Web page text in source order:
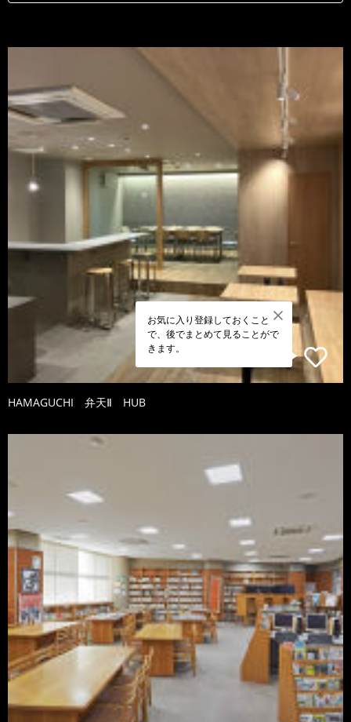
お気に入り登録しておくこと
で、後でまとめて見ることがで
きます。
HAMAGUCHI 弁天Ⅱ HUB